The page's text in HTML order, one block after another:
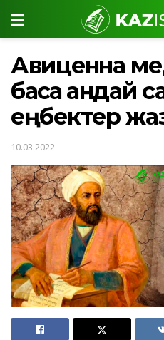
Авиценна
басқа қандай
еңбектер
10.03.2022